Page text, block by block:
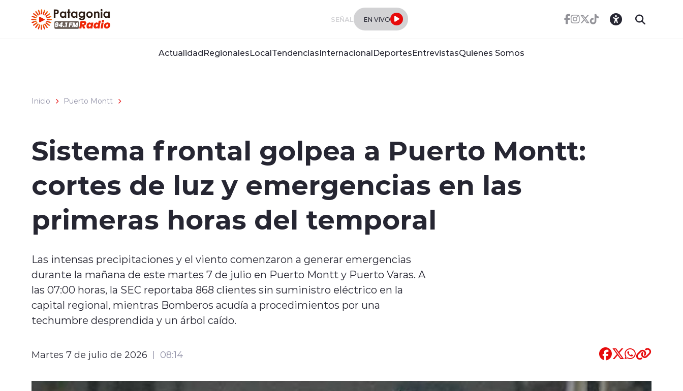
SEÑAL EN VIVO
ActualidadRegionalesLocalTendenciasInternacionalDeportesEntrevistasQuienes Somos
Inicio Puerto Montt
Sistema frontal golpea a Puerto Montt:
cortes de luz y emergencias en las
primeras horas del temporal
Las intensas precipitaciones y el viento comenzaron a generar emergencias
durante la mañana de este martes 7 de julio en Puerto Montt y Puerto Varas. A
las 07:00 horas, la SEC reportaba 868 clientes sin suministro eléctrico en la
capital regional, mientras Bomberos acudía a procedimientos por una
techumbre desprendida y un árbol caído.
Martes 7 de julio de 2026 08:14